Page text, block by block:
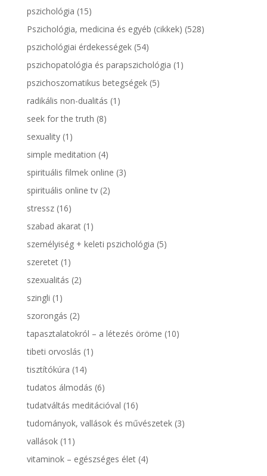
pszichológia (15)
Pszichológia, medicina és egyéb (cikkek) (528)
pszichológiai érdekességek(54)
pszichopatológia és parapszichológia (1)
pszichoszomatikus betegségek(5)
radikális non-dualitás (1)
seek for the truth (8)
sexuality(1)
simple meditation (4)
spirituális filmek online (3)
spirituális online tv(2)
stressz(16)
szabad akarat(1)
személyiség + keleti pszichológia (5)
szeretet(1)
szexualitás (2)
szingli (1)
szorongás (2)
tapasztalatokról – a létezés öröme (10)
tibeti orvoslás (1)
tisztítókúra (14)
tudatos álmodás (6)
tudatváltás meditációval (16)
tudományok, vallások és művészetek(3)
vallások(11)
vitaminok – egészséges élet(4)